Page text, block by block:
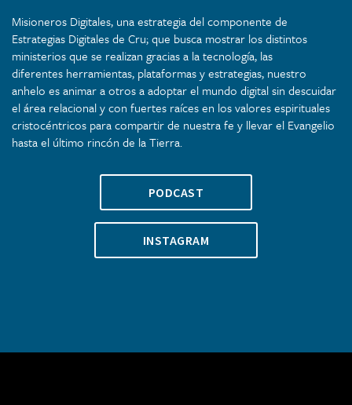
Misioneros Digitales, una estrategia del componente de
Estrategias Digitales de Cru; que busca mostrar los distintos
ministerios que se realizan gracias a la tecnología, las
diferentes herramientas, plataformas y estrategias, nuestro
anhelo es animar a otros a adoptar el mundo digital sin descuidar
el área relacional y con fuertes raíces en los valores espirituales
cristocéntricos para compartir de nuestra fe y llevar el Evangelio
hasta el último rincón de la Tierra.
PODCAST
INSTAGRAM